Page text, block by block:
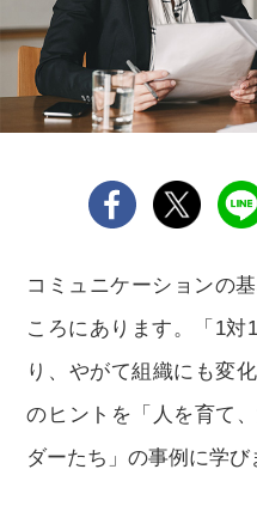
コミュニケーションの
ころにあります。「1対
り、やがて組織にも変
のヒントを「人を育て
ダーたち」の事例に学び